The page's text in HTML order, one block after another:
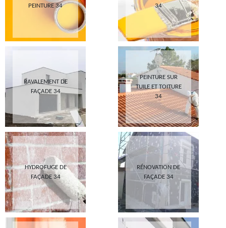
PEINTURE 34
34
RAVALEMENT DE
FAÇADE 34
PEINTURE SUR
TUILE ET TOITURE
34
HYDROFUGE DE
FAÇADE 34
RÉNOVATION DE
FAÇADE 34